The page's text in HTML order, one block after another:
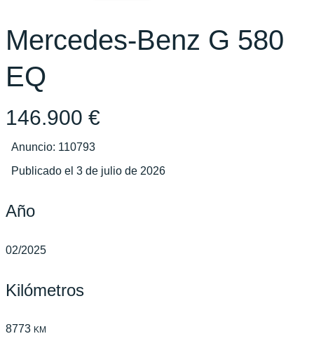
Mercedes-Benz G 580
EQ
146.900 €
Anuncio: 110793
Publicado el 3 de julio de 2026
Año
02/2025
Kilómetros
8773 KM